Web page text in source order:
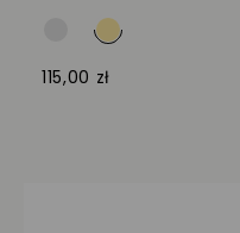
115,00 zł